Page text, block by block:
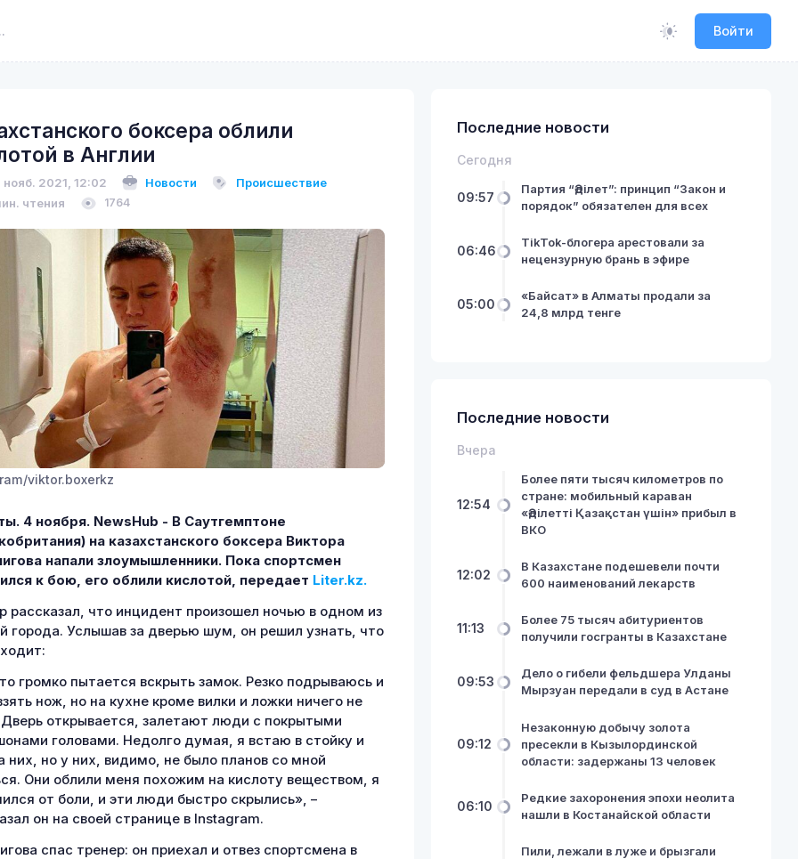
Войти
боксера облили
в Англии
нояб. 2021, 12:02 Новости
Происшествие
чтения
1764
viktor.boxerkz
4 ноября. NewsHub - В Саутгемптоне
на казахстанского боксера Виктора
напали злоумышленники. Пока спортсмен
к бою, его облили кислотой, передает Liter.kz.
рассказал, что инцидент произошел ночью в одном из
города. Услышав за дверью шум, он решил узнать, что
громко пытается вскрыть замок. Резко подрываюсь и
нож, но на кухне кроме вилки и ложки ничего не
открывается, залетают люди с покрытыми
головами. Недолго думая, я встаю в стойку и
них, но у них, видимо, не было планов со мной
Они облили меня похожим на кислоту веществом, я
от боли, и эти люди быстро скрылись», –
он на своей странице в Instagram.
спас тренер: он приехал и отвез спортсмена в
Последние новости
Сегодня
09:57
Партия “Әділет”: принцип “Закон и
порядок” обязателен для всех
06:46
TikTok-блогера арестовали за
нецензурную брань в эфире
05:00
«Байсат» в Алматы продали за
24,8 млрд тенге
Последние новости
Вчера
12:54
Более пяти тысяч километров по
стране: мобильный караван
«Әділетті Қазақстан үшін» прибыл в
ВКО
12:02
В Казахстане подешевели почти
600 наименований лекарств
11:13
Более 75 тысяч абитуриентов
получили госгранты в Казахстане
09:53
Дело о гибели фельдшера Улданы
Мырзуан передали в суд в Астане
09:12
Незаконную добычу золота
пресекли в Кызылординской
области: задержаны 13 человек
06:10
Редкие захоронения эпохи неолита
нашли в Костанайской области
Пили, лежали в луже и брызгали